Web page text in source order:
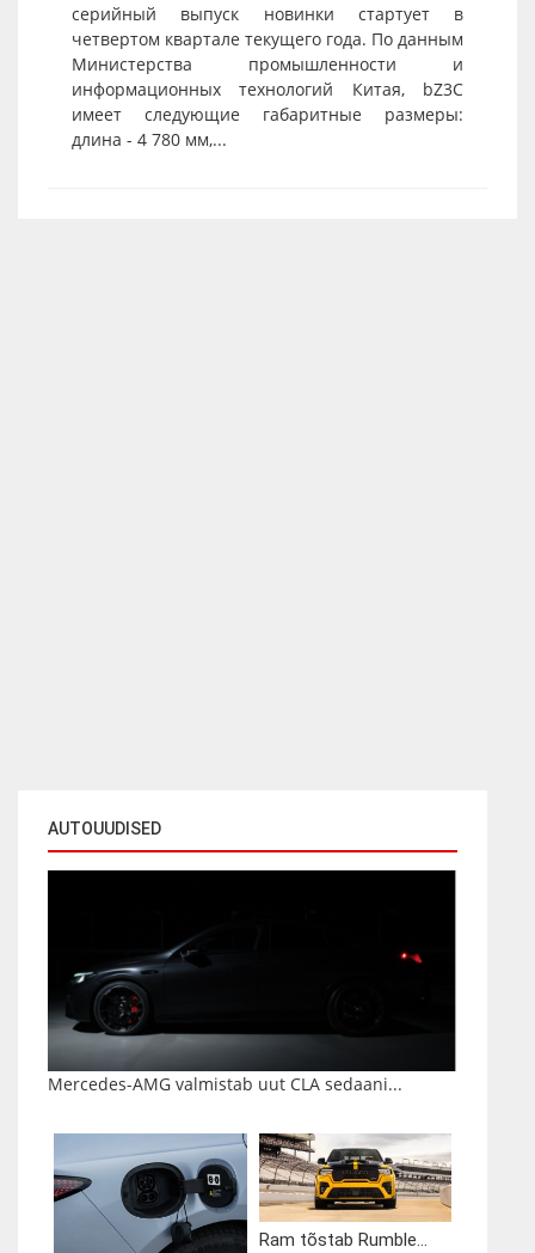
AUTOUUDISED
Mercedes-AMG valmistab uut CLA sedaani...
Ram tõstab Rumble...
серийный выпуск новинки стартует в
четвертом квартале текущего года. По данным
Министерства промышленности и
информационных технологий Китая, bZ3C
имеет следующие габаритные размеры:
длина - 4 780 мм,...